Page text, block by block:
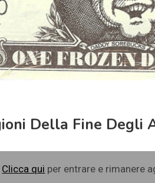
Della Fine Degli
Clicca qui per entrare e rimanere